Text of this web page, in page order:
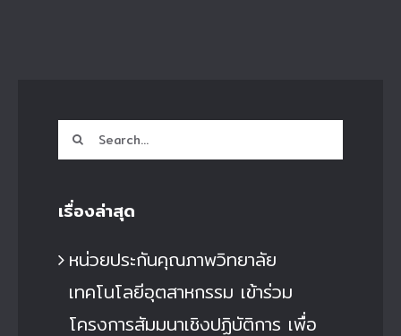
Search
for:
เรื่องล่าสุด
หน่วยประกันคุณภาพวิทยาลัย
เทคโนโลยีอุตสาหกรรม เข้าร่วม
โครงการสัมมนาเชิงปฏิบัติการ เพื่อ